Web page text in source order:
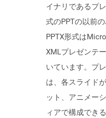
イナリであるプ
式のPPTの以前
PPTX形式は
XMLプレゼンテ
いています。プ
は、各スライド
ット、アニメー
ィアで構成でき